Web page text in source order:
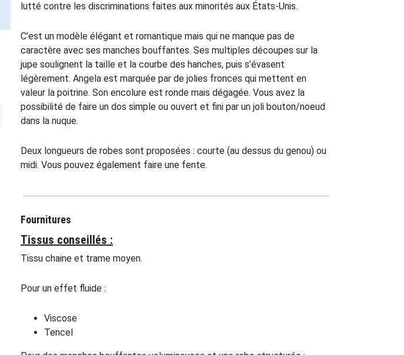
lutté contre les discriminations faites aux minorités aux États-Unis.
C’est un modèle élégant et romantique mais qui ne manque pas de
caractère avec ses manches bouffantes. Ses multiples découpes sur la
jupe soulignent la taille et la courbe des hanches, puis s’évasent
légèrement. Angela est marquée par de jolies fronces qui mettent en
valeur la poitrine. Son encolure est ronde mais dégagée. Vous avez la
possibilité de faire un dos simple ou ouvert et fini par un joli bouton/noeud
dans la nuque.
Deux longueurs de robes sont proposées : courte (au dessus du genou) ou
midi. Vous pouvez également faire une fente.
Fournitures
Tissus conseillés :
Tissu chaine et trame moyen.
Pour un effet fluide :
Viscose
Tencel